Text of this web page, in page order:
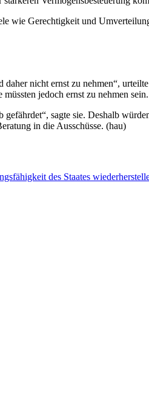
wie Gerechtigkeit und
nicht ernst zu nehmen“,
jedoch ernst zu nehmen sein.
sagte sie. Deshalb
in die Ausschüsse. (hau)
des Staates